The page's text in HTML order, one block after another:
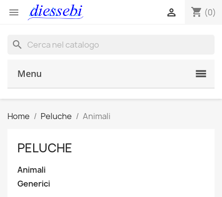
 shopping_cart (0)

search
Menu
Home Peluche Animali
PELUCHE
Animali
Generici